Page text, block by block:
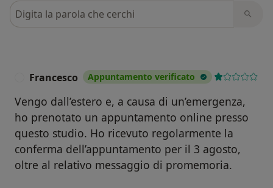
Cerca nelle recensioni
Francesco Appuntamento verificato
Vengo dall’estero e, a causa di un’emergenza,
ho prenotato un appuntamento online presso
questo studio. Ho ricevuto regolarmente la
conferma dell’appuntamento per il 3 agosto,
oltre al relativo messaggio di promemoria.